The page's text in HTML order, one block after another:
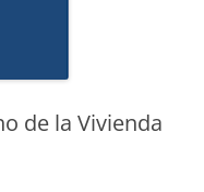
de la Vivienda